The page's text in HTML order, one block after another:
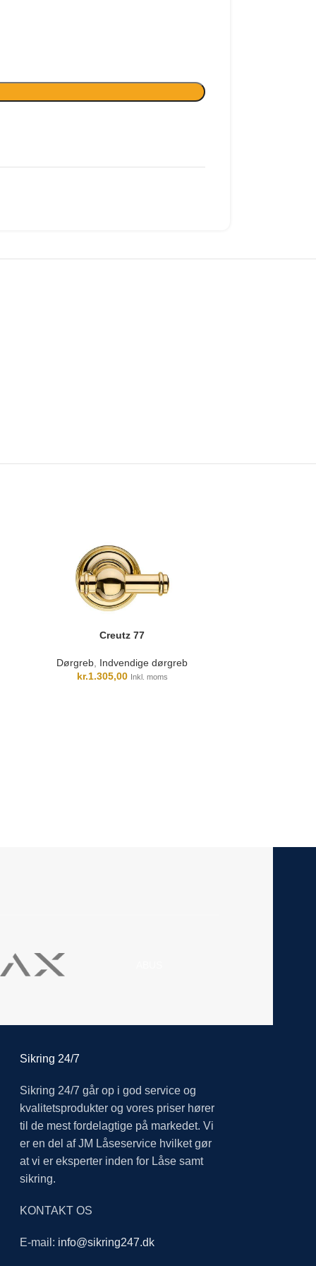
Creutz 77
Dørgreb Indvendige dørgreb
kr.1.305,00 Inkl. moms
Sikring 24/7
Sikring 24/7 går op i god service og
kvalitetsprodukter og vores priser hører
til de mest fordelagtige på markedet. Vi
er en del af JM Låseservice hvilket gør
at vi er eksperter inden for Låse samt
sikring.
KONTAKT OS
E-mail: info@sikring247.dk